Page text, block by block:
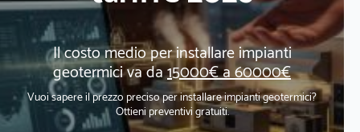
Il costo medio per installare impianti
geotermici va da15000€ a 60000€
Vuoi sapere il prezzo preciso per installare impianti geotermici?
Ottieni preventivi gratuiti.